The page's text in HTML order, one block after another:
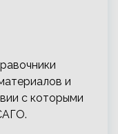
и
с которыми